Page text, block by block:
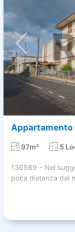
Appartamento
97m² 5
136589 - Nel
poca distanza dal